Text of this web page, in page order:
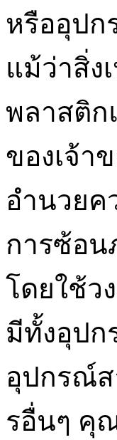
หรืออุปก
แม้ว่าสิ่ง
พลาสติก
ของเจ้า
อำนวยค
การซ้อน
โดยใช้ว
มีทั้งอุป
อุปกรณ์ส
รอื่นๆ คุ